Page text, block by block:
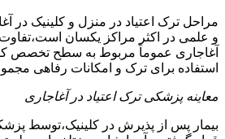
مراحل ترک اعتیاد در منزل و کلینیک در
و علمی در اکثر مراکز یکسان است،تفاوت
آغاجاری عموماً مربوط به سطح تخصص
استفاده برای ترک و امکانات رفاهی
معاینه پزشکی ترک اعتیاد در آغاجاری
بیمار پس از پذیرش در کلینیک،توسط